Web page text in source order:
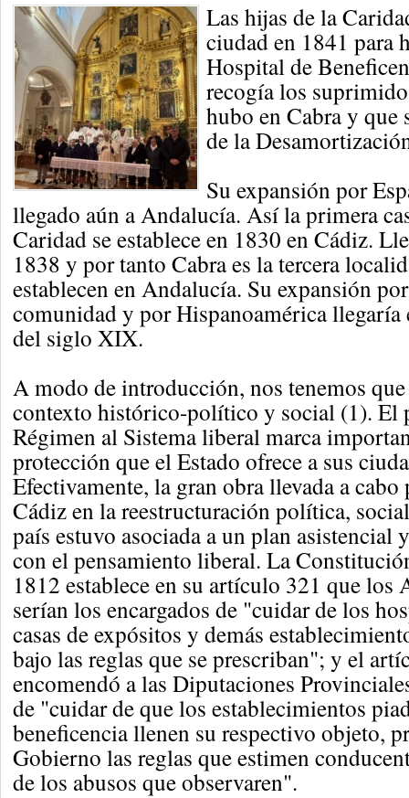
Las hijas de la
ciudad en 1841 para
Hospital de
recogía los
hubo en Cabra y que
de la
Su expansión por
llegado aún a Andalucía. Así la primera
Caridad se establece en 1830 en Cádiz.
1838 y por tanto Cabra es la tercera
establecen en Andalucía. Su expansión
comunidad y por Hispanoamérica llegaría
del siglo XIX.
A modo de introducción, nos tenemos
contexto histórico-político y social (1). El
Régimen al Sistema liberal marca
protección que el Estado ofrece a sus
Efectivamente, la gran obra llevada a cabo
Cádiz en la reestructuración política,
país estuvo asociada a un plan asistencial
con el pensamiento liberal. La
1812 establece en su artículo 321 que los
serían los encargados de "cuidar de los
casas de expósitos y demás
bajo las reglas que se prescriban"; y el
encomendó a las Diputaciones
de "cuidar de que los establecimientos
beneficencia llenen su respectivo objeto,
Gobierno las reglas que estimen
de los abusos que observaren".